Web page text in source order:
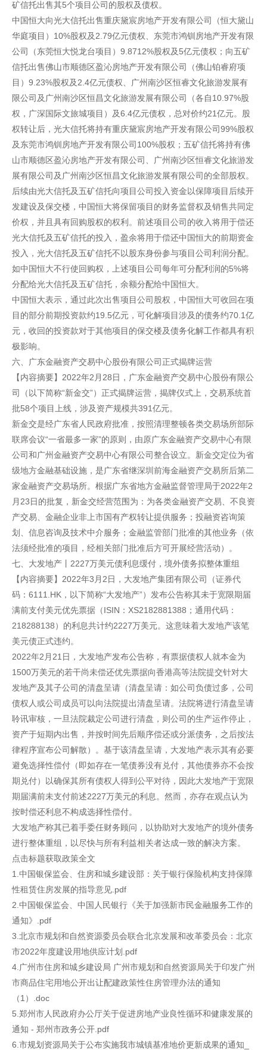
矿信托出售其5个项目公司的股权及债权。
中国恒大向光大信托出售重庆黛宸房地产开发有限公司（恒大黛山
华庭项目）10%股权及2.79亿元债权、东莞市鸿钏房地产开发有限
公司（东莞恒大悦龙台项目）9.8712%股权及5亿元债权；向五矿
信托出售佛山市顺德区盈沁房地产开发有限公司（佛山铂睿府项
目）9.23%股权及2.4亿元债权、广州南沙区恒睿文化旅游发展有
限公司及广州南沙区恒昌文化旅游发展有限公司（各自10.97%股
权，广深国际文旅城项目）及6.4亿元债权，总对价约21亿元。股
权转让后，光大信托将持有重庆黛宸房地产开发有限公司99%股权
及东莞市鸿钏房地产开发有限公司100%股权；五矿信托将持有佛
山市顺德区盈沁房地产开发有限公司、广州南沙区恒睿文化旅游发
展有限公司及广州南沙区恒昌文化旅游发展有限公司的全部股权。
后续由光大信托及五矿信托向项目公司投入资金以保障项目后续开
发建设及保交楼，中国恒大将保留项目的财务监督权及销售共同定
价权，并且具有回购股权的权利。前述项目公司的收入将用于偿还
光大信托及五矿信托的投入，盈余将用于偿还中国恒大的前期资金
投入，光大信托及五矿信托不以股东身份参与项目公司利润分配。
如中国恒大不行使回购权，上述项目公司每年可分配利润的5%将
分配给光大信托及五矿信托，余额分配给中国恒大。
中国恒大表示，通过此次出售项目公司股权，中国恒大可收回在项
目的部分前期投资款约19.5亿元，可化解项目涉及的债务约70.1亿
元，收回的投资款对于其他项目的保交楼及债务化解工作都具有积
极影响。
六、广东金融资产交易中心股份有限公司正式揭牌运营
【内容摘要】2022年2月28日，广东金融资产交易中心股份有限公
司（以下简称“新金交”）正式揭牌运营，揭牌仪式上，交易系统首
批58个项目上线，涉及资产规模共391亿元。
新金交是经广东省人民政府批准，按照清理整顿各类交易场所部际
联席会议“一省最多一家”的原则，由原广东金融资产交易中心有限
公司和广州金融资产交易中心有限公司整合设立。新金交定位为省
级地方金融基础设施，是广东省继深圳前海金融资产交易所后第二
家金融资产交易场所。根据广东省地方金融监督管理局于2022年2
月23日的批复，新金交经营范围为：为各类金融资产交易、不良资
产交易、金融企业非上市国有产权转让提供服务；投融资咨询策
划、信息咨询及技术中介服务；金融监管部门批准的其他业务（依
法须经批准的项目，经相关部门批准后方可开展经营活动）。
七、大发地产丨2227万美元债利息缓付，境外债务拟整体重组
【内容摘要】2022年3月2日，大发地产集团有限公司（证券代
码：6111.HK，以下简称“大发地产”）发布公告称其未于宽限期届
满前支付美元优先票据（ISIN：XS2182881388；通用代码：
218288138）的利息共计约2227万美元。这意味着大发地产该笔
美元债正式违约。
2022年2月21日，大发地产发布公告称，有票据债权人就本金为
1500万美元的若干尚未偿还优先票据向香港高等法院提交针对大
发地产及其子公司的清盘呈请（清盘呈请：如公司负债过多，公司
债权人或公司成员可以向法院提出清盘呈请。法院将进行清盘呈请
聆讯审核，一旦法院裁定公司进行清盘，则公司的生产运作停止，
资产于短期内出售，并按时间先后顺序偿还或分派债务，之后按法
律程序宣布公司解散）。基于该清盘呈请，大发地产表示其有必要
避免选择性偿付（即如存在一笔债券没有兑付，其他债券亦不会按
期兑付）以确保其所有债权人得到公平对待，因此大发地产于宽限
期届满前未支付前述2227万美元的利息。然而，亦存在观点认为
按时偿还利息不构成选择性偿付。
大发地产称其已着手委任财务顾问，以协助对大发地产的境外债务
进行整体重组，以尽快与所有利益相关者达成一致的解决方案。
点击标题获取政策全文
1.中国银保监会、住房和城乡建设部：关于银行保险机构支持保障
性租赁住房发展的指导意见.pdf
2.中国银保监会、中国人民银行《关于加强新市民金融服务工作的
通知》.pdf
3.北京市规划和自然资源委员会联合北京发展和改革委员会：北京
市2022年度建设用地供应计划.pdf
4.广州市住房和城乡建设局 广州市规划和自然资源局关于印发广州
市商品住宅用地公开出让配建政策性住房管理办法的通知
（1）.doc
5.郑州市人民政府办公厅关于促进房地产业良性循环和健康发展的
通知 - 郑州市政务公开.pdf
6.市规划资源局关于公布实施我市城镇基准地价更新成果的通知_